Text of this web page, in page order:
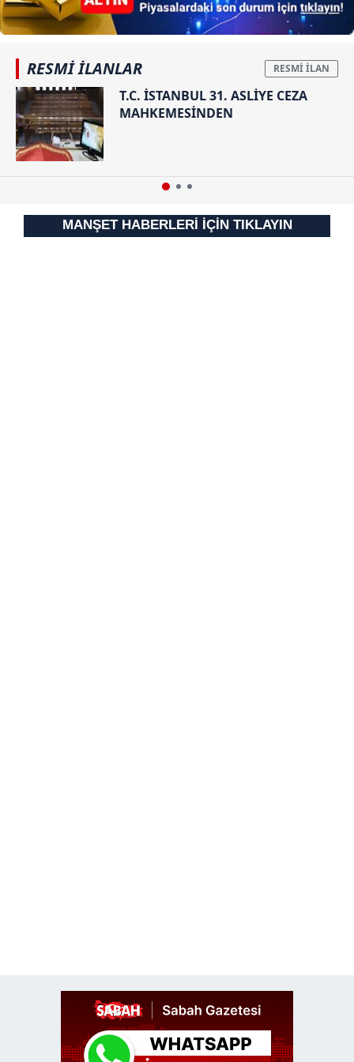
gösterilmeyecektir."
Sitemizde kendimize ve üçüncü kişilere ait çerezler
kullanılmaktadır. Bu çerezler vasıtasıyla çeşitli kişisel
verileriniz işlenmekte olup gerekli olan çerezler bilgi
toplumu hizmetlerinin sunulması amacıyla
kullanılmaktadır. Diğer çerezler, sitemizin daha işlevsel
kılınması ve kişiselleştirilmesi ve sizlere yönelik
reklam/pazarlama faaliyetlerinin yapılması, amaçlarıyla
Çerezlere ilişkin tercihlerinizi aşağıda yer alan panel
RESMİ İLANLAR
T.C. İSTANBUL 31. ASLİYE CEZA
MAHKEMESİNDEN
MANŞET HABERLERİ İÇİN TIKLAYIN